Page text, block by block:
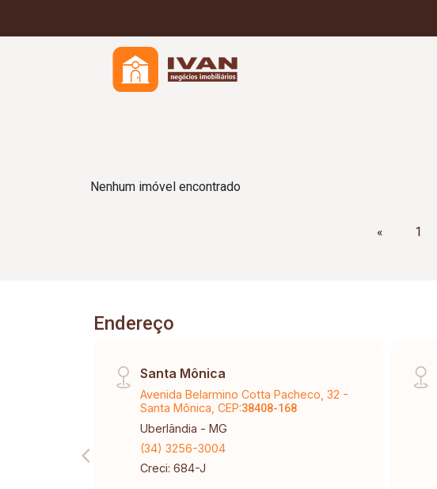
Nenhum imóvel encontrado
« 1
Endereço
Santa Mônica
Avenida Belarmino Cotta Pacheco, 32 -
Santa Mônica, CEP:38408-168
Uberlândia - MG
(34) 3256-3004
Creci: 684-J